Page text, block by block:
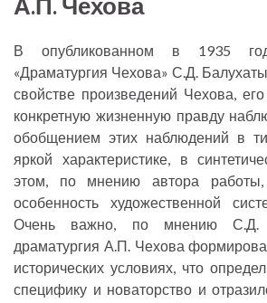
А.П. Чехова
В опубликованном в 1935
«Драматургия Чехова» С.Д.
свойстве произведений Чехова,
конкретную жизненную правду
обобщением этих наблюдений в
яркой характеристике, в
этом, по мнению автора работы,
особенность художественной
Очень важно, по мнению С.Д.
драматургия А.П. Чехова
исторических условиях, что
специфику и новаторство и